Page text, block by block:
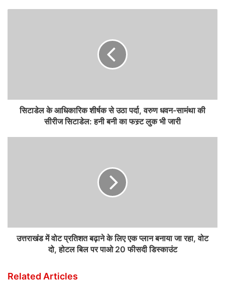
सिटाडेल के आधिकारिक शीर्षक से उठा पर्दा, वरुण धवन-सामंथा की
सीरीज सिटाडेल: हनी बनी का फस्र्ट लुक भी जारी
उत्तराखंड में वोट प्रतिशत बढ़ाने के लिए एक प्लान बनाया जा रहा, वोट
दो, होटल बिल पर पाओ 20 फीसदी डिस्काउंट
Related Articles